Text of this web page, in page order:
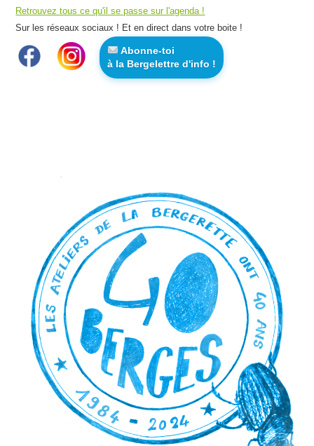
Retrouvez tous ce qu'il se passe sur l'agenda !
Sur les réseaux sociaux ! Et en direct dans votre boite !
Abonne-toi
à la Bergelettre d'info !